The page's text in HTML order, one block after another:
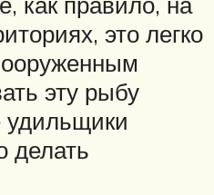
это легко
эту рыбу
делать